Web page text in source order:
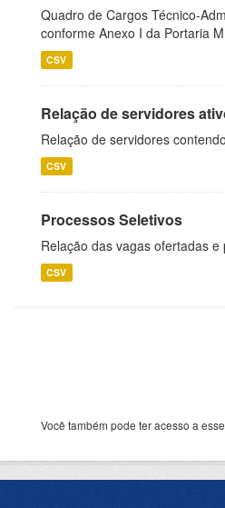
Quadro de Cargos Técnico-
conforme Anexo I da Portaria
CSV
Relação de servidores
Relação de servidores
CSV
Processos Seletivos
Relação das vagas ofertadas
CSV
Você também pode ter acesso a